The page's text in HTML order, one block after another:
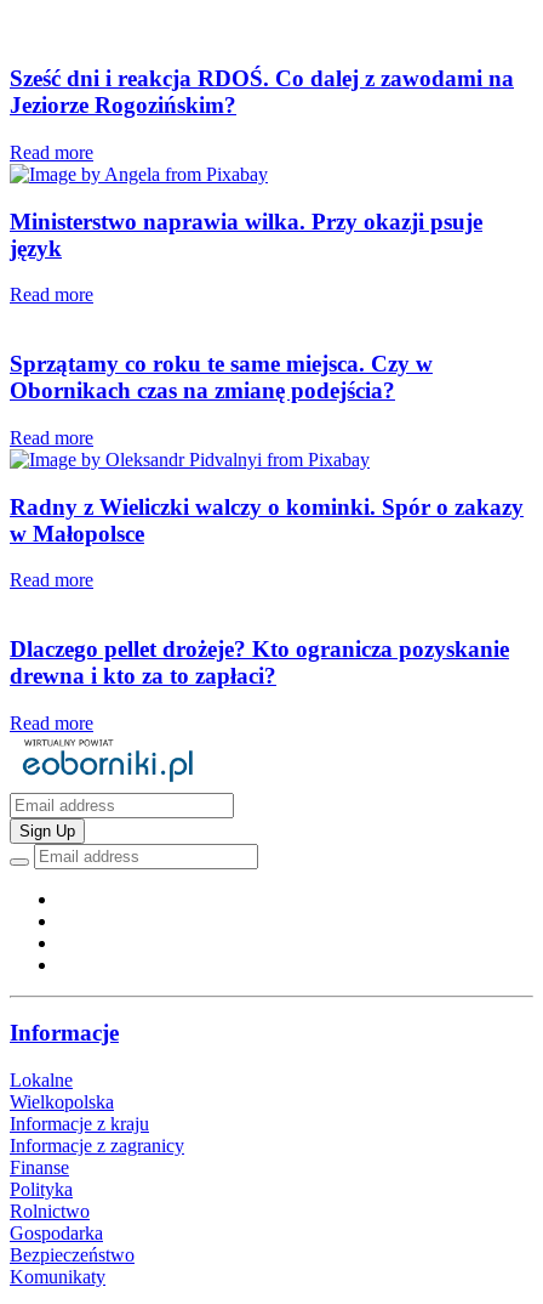
Sześć dni i reakcja RDOŚ. Co dalej z zawodami na
Jeziorze Rogozińskim?
Read more
Ministerstwo naprawia wilka. Przy okazji psuje
język
Read more
Sprzątamy co roku te same miejsca. Czy w
Obornikach czas na zmianę podejścia?
Read more
Radny z Wieliczki walczy o kominki. Spór o zakazy
w Małopolsce
Read more
Dlaczego pellet drożeje? Kto ogranicza pozyskanie
drewna i kto za to zapłaci?
Read more
Sign Up
Informacje
Lokalne
Wielkopolska
Informacje z kraju
Informacje z zagranicy
Finanse
Polityka
Rolnictwo
Gospodarka
Bezpieczeństwo
Komunikaty